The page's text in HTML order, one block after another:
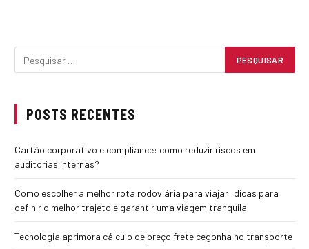
POSTS RECENTES
Cartão corporativo e compliance: como reduzir riscos em
auditorias internas?
Como escolher a melhor rota rodoviária para viajar: dicas para
definir o melhor trajeto e garantir uma viagem tranquila
Tecnologia aprimora cálculo de preço frete cegonha no transporte